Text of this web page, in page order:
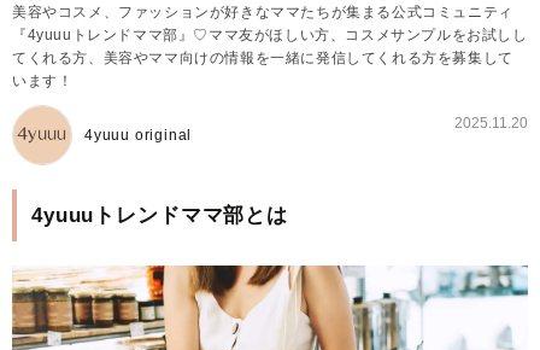
美容やコスメ、ファッションが好きなママたちが集まる公式コミュニティ
『4yuuuトレンドママ部』♡ママ友がほしい方、コスメサンプルをお試しし
てくれる方、美容やママ向けの情報を一緒に発信してくれる方を募集して
います！
4yuuu original
2025.11.20
4yuuuトレンドママ部とは